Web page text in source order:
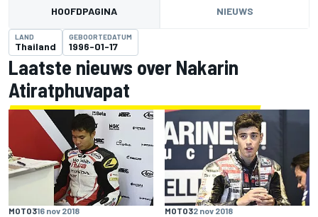
HOOFDPAGINA NIEUWS
LAND
Thailand
GEBOORTEDATUM
1996-01-17
Laatste nieuws over Nakarin
Atiratphuvapat
MOTO316 nov 2018 MOTO32 nov 2018